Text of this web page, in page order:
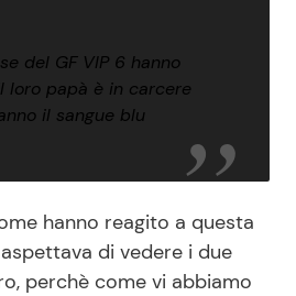
del GF VIP 6 hanno
loro papà è in carcere
il sangue blu
hanno reagito a questa
di vedere i due
perchè come vi abbiamo